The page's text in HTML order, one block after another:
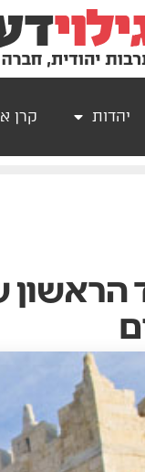
יהדות קרן
הראשון